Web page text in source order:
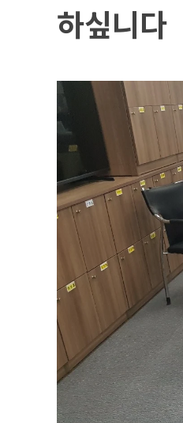
하싶니다